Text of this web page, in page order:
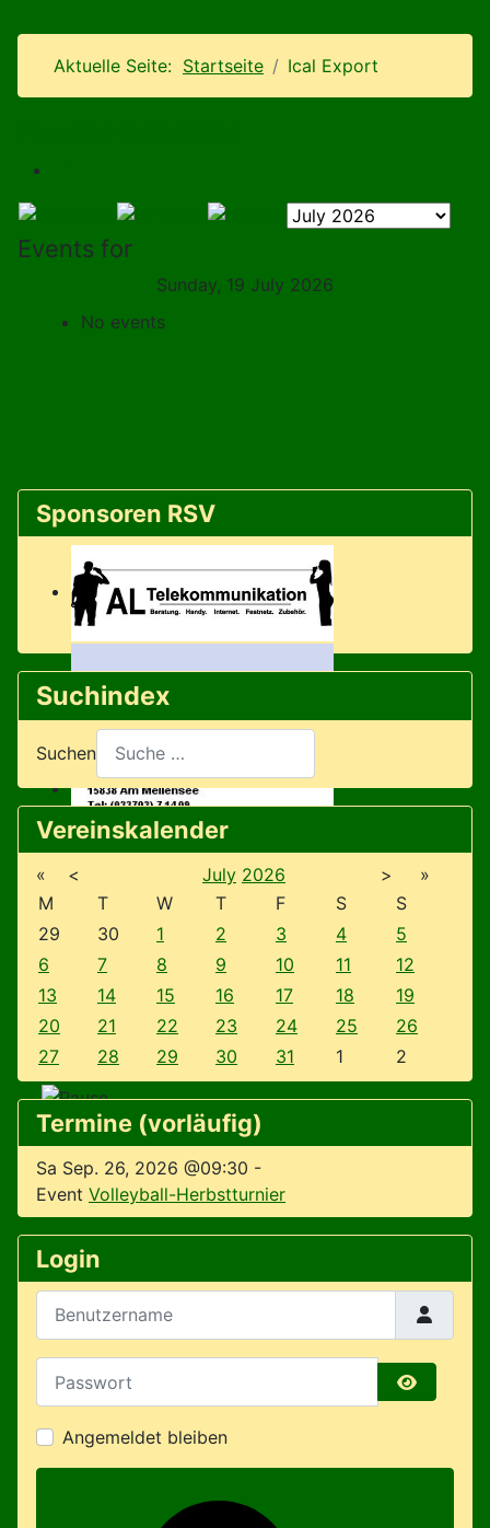
Aktuelle Seite: Startseite Ical Export
Events for
Sunday, 19 July 2026
No events
Sponsoren RSV
Suchindex
Suchen
Vereinskalender
« < July 2026 >
»
M
T W T F S
S
29
30 1 2 3 4
5
6
7 8 9 10 11
12
13
14 15 16 17 18
19
20
21 22 23 24 25
26
27
28 29 30 31 1 2
Termine (vorläufig)
Sa Sep. 26, 2026 @09:30 -
Event Volleyball-Herbstturnier
Login
Passwort
Angemeldet bleiben